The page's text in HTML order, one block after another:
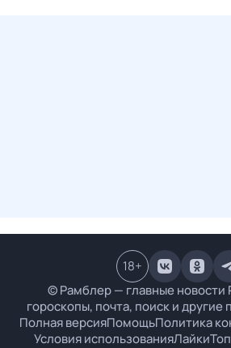
© Рамблер — главные новости
гороскопы, почта, поиск и
Полная версияПомощьПолитика
Условия использованияЛайки
18+